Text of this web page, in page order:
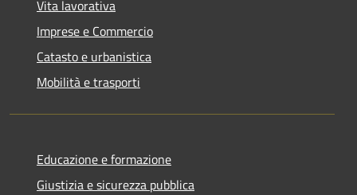
Vita lavorativa
Imprese e Commercio
Catasto e urbanistica
Mobilità e trasporti
Educazione e formazione
Giustizia e sicurezza pubblica